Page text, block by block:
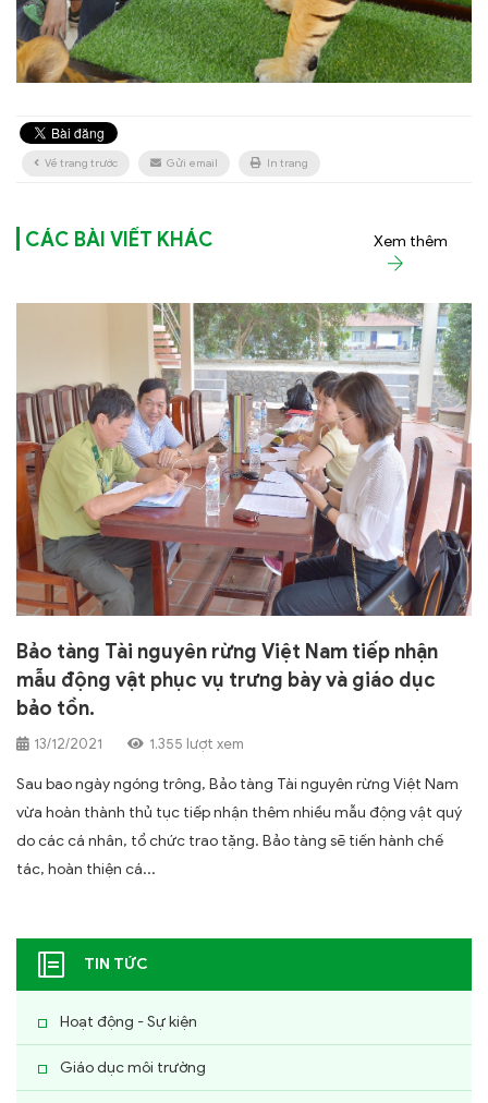
Về trang trước Gửi email In trang
CÁC BÀI VIẾT KHÁC Xem thêm
Bảo tàng Tài nguyên rừng Việt Nam tiếp nhận
mẫu động vật phục vụ trưng bày và giáo dục
bảo tồn.
13/12/2021 1.355 lượt xem
Sau bao ngày ngóng trông, Bảo tàng Tài nguyên rừng Việt Nam
vừa hoàn thành thủ tục tiếp nhận thêm nhiều mẫu động vật quý
do các cá nhân, tổ chức trao tặng. Bảo tàng sẽ tiến hành chế
tác, hoàn thiện cá...
TIN TỨC
Hoạt động - Sự kiện
Giáo dục môi trường